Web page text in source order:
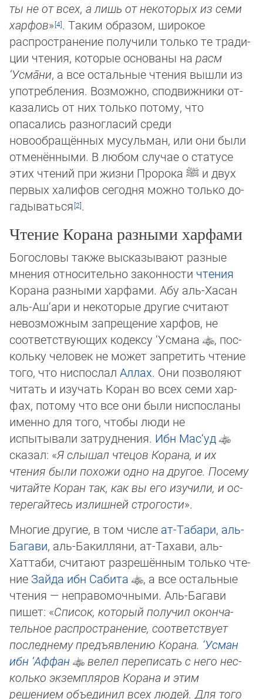
ты не от всех, а лишь от некоторых из семи
харфов»
. Таким образом, широкое
распространение получили только те тра­ди­
ции чтения, которые основаны на расм
‘Усма̄ни, а все остальные чтения вышли из
употребления. Возможно, спод­виж­ни­ки от­
ка­зались от них только потому, что
опасались разногласий среди
новообращённых мусульман, или они бы­ли
от­ме­нён­ны­ми. В любом случае о статусе
этих чтений при жизни Пророка ﷺ и двух
первых халифов сегодня можно толь­ко до­
га­ды­вать­ся
.
Чтение Корана разными харфами
Богословы также высказывают разные
мнения относительно законности чтения
Корана разными харфами. Абу аль-Хасан
аль-Аш‘ари и некоторые другие считают
невозможным запрещение харфов, не
соответствующих кодексу ‘Усмана
, пос­
коль­ку человек не может запретить чтение
того, что ниспослал Аллах. Они позволяют
читать и изучать Коран во всех се­ми хар­
фах, потому что все они были ниспосланы
именно для того, чтобы люди не
испытывали затруднения. Ибн Мас‘уд
ска­зал: «Я слы­шал чтецов Корана, и их
чтения были похожи одно на другое. Посему
читайте Коран так, как вы его изучили, и ос­
те­ре­гай­тесь излишней строгости».
Многие другие, в том числе ат-Табари, аль-
Багави, аль-Бакилляни, ат-Тахави, аль-
Хаттаби, считают разрешённым только чте­
ние Зайда ибн Сабита
, а все остальные
чтения — неправомочными. Аль-Багави
пишет: «Список, который получил окон­ча­
тель­ное распространение, соответствует
последнему предъявлению Корана. ‘Усман
ибн ‘Аффан
велел переписать с него нес­
коль­ко эк­земпляров Корана и этим
решением объединил всех людей. Для того